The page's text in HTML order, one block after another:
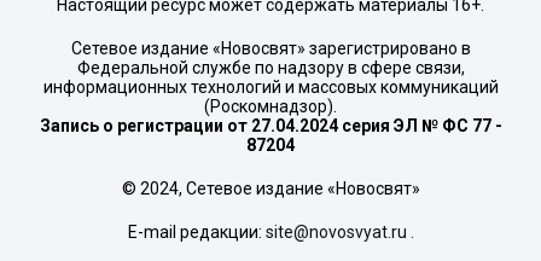
Настоящий ресурс может содержать материалы 16+.
Сетевое издание «Новосвят» зарегистрировано в
Федеральной службе по надзору в сфере связи,
информационных технологий и массовых коммуникаций
(Роскомнадзор).
Запись о регистрации от 27.04.2024 серия ЭЛ № ФС 77 -
87204
© 2024, Сетевое издание «Новосвят»
E-mail редакции: site@novosvyat.ru